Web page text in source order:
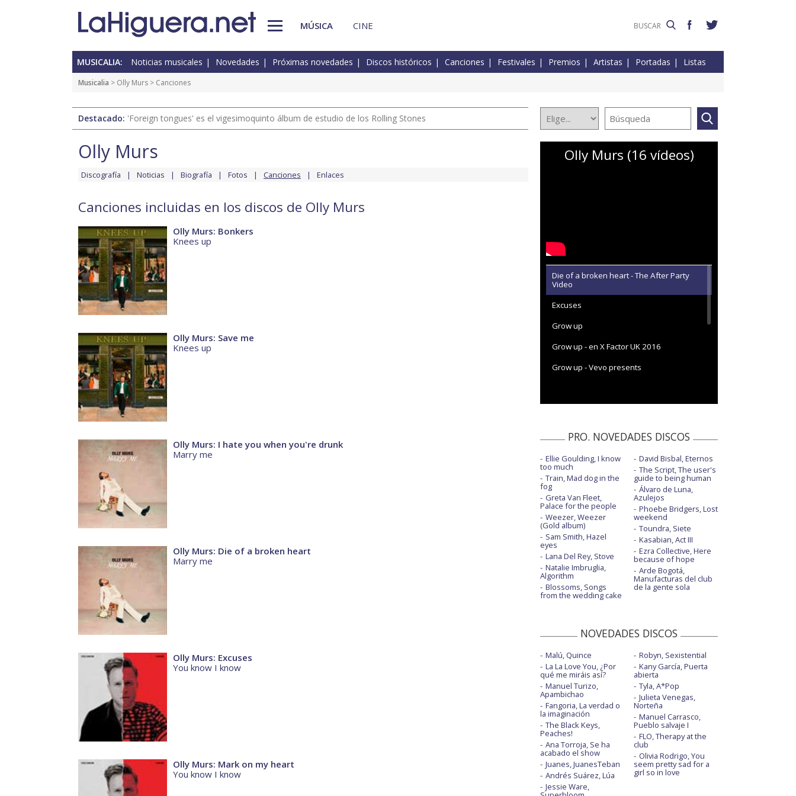
MÚSICA CINE
MUSICALIA: Noticias musicales Novedades Próximas novedades Discos históricos Canciones Festivales Premios Artistas Portadas Listas
Musicalia > Olly Murs > Canciones
Destacado: 'Foreign tongues' es el vigesimoquinto álbum de estudio de los Rolling Stones
Olly Murs
Discografía Noticias Biografía Fotos Canciones Enlaces
Canciones incluidas en los discos de Olly Murs
Olly Murs: Bonkers
Knees up
Olly Murs: Save me
Knees up
Olly Murs: I hate you when you're drunk
Marry me
Olly Murs: Die of a broken heart
Marry me
Olly Murs: Excuses
You know I know
Olly Murs: Mark on my heart
You know I know
Olly Murs (16 vídeos)
Die of a broken heart - The After Party
Video
Excuses
Grow up
Grow up - en X Factor UK 2016
Grow up - Vevo presents
Moves - The X Factor UK 2018
Unpredictable - con Louisa Johnson
Unpredictable - con Louisa Johnson -
acústico
Years & years
Years & years - Vevo presents
PRO. NOVEDADES DISCOS
Ellie Goulding, I know
too much
Train, Mad dog in the
fog
Greta Van Fleet,
Palace for the people
Weezer, Weezer
(Gold album)
Sam Smith, Hazel
eyes
Lana Del Rey, Stove
Natalie Imbruglia,
Algorithm
Blossoms, Songs
from the wedding cake
David Bisbal, Eternos
The Script, The user's
guide to being human
Álvaro de Luna,
Azulejos
Phoebe Bridgers, Lost
weekend
Toundra, Siete
Kasabian, Act III
Ezra Collective, Here
because of hope
Arde Bogotá,
Manufacturas del club
de la gente sola
NOVEDADES DISCOS
Malú, Quince
La La Love You, ¿Por
qué me miráis así?
Manuel Turizo,
Apambichao
Fangoria, La verdad o
la imaginación
The Black Keys,
Peaches!
Ana Torroja, Se ha
acabado el show
Juanes, JuanesTeban
Andrés Suárez, Lúa
Jessie Ware,
Robyn, Sexistential
Kany García, Puerta
abierta
Tyla, A*Pop
Julieta Venegas,
Norteña
Manuel Carrasco,
Pueblo salvaje I
FLO, Therapy at the
club
Olivia Rodrigo, You
seem pretty sad for a
girl so in love